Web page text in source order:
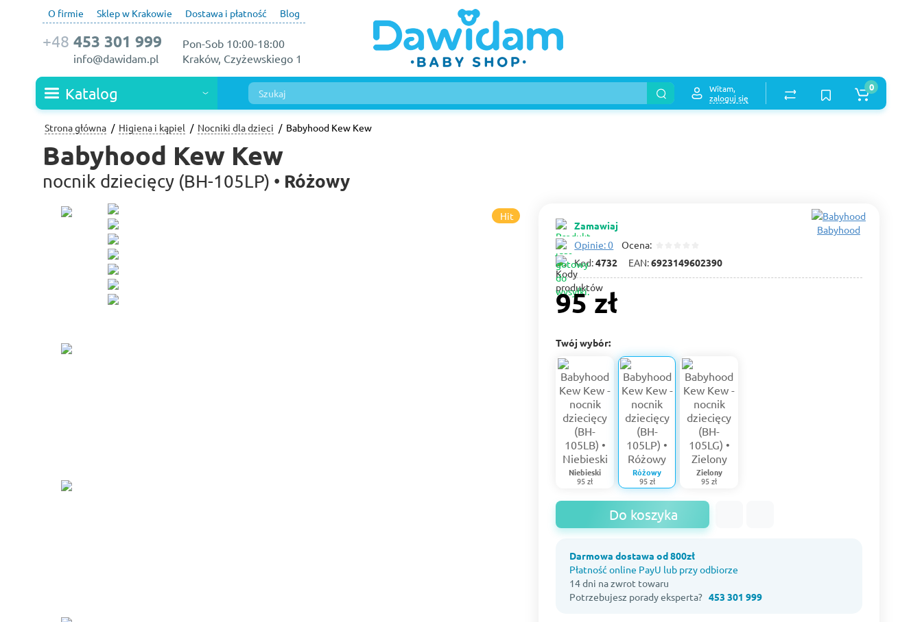
O firmie Sklep w Krakowie Dostawa i płatność Blog
Pon-Sob 10:00-18:00
Kraków, Czyżewskiego 1
+48 453 301 999
info@dawidam.pl
Katalog
Witam,
zaloguj się
0
Strona główna Higiena i kąpiel Nocniki dla dzieci Babyhood Kew Kew
Babyhood Kew Kew
nocnik dziecięcy (BH-105LP) • Różowy
Hit
Zamawiaj
Opinie: 0 Ocena:
Kod:4732 EAN:6923149602390
Babyhood
95 zł
Twój wybór:
Niebieski
95 zł
Różowy
95 zł
Zielony
95 zł
Do koszyka
Darmowa dostawa od 800zł
Płatność online PayU lub przy odbiorze
14 dni na zwrot towaru
Potrzebujesz porady eksperta?453 301 999